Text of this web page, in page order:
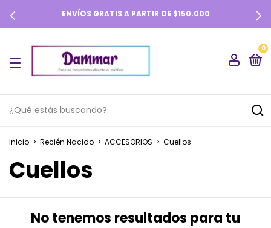
ENVÍOS GRATIS A PARTIR DE $150.000
0
Inicio > Recién Nacido > ACCESORIOS > Cuellos
Cuellos
No tenemos resultados para tu